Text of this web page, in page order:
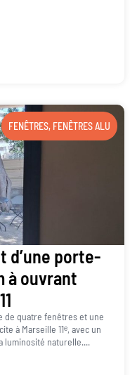
FENÊTRES, FENÊTRES ALU
d’une porte-
à ouvrant
de quatre fenêtres et une
à Marseille 11ᵉ, avec un
luminosité naturelle....